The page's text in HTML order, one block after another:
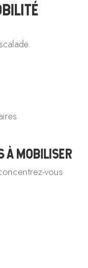
À MOBILISER
vous